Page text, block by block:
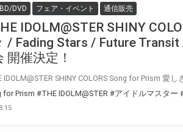
DVD フェア・イベント 通信販売
IDOLM@STER SHINY
/ Fading Stars / Future
開催決定！
for Prism #THE IDOLM@STER #アイドルマスター